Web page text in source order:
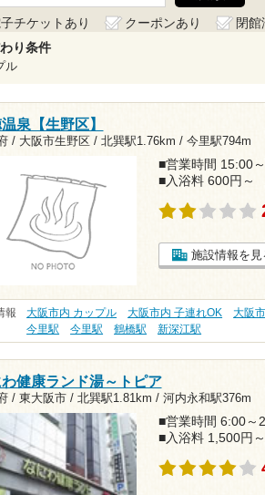
チケットあり クーポンあり
閉館
り条件
ル
泉【生野区】
/ 大阪市生野区 / 北巽駅1.76km / 今里駅794m
■営業時間 15:00
■入浴料 600円～
施設情報を見
報 大阪市内 カップル 大阪市内 子連れOK 大阪
今里駅
今里駅 鶴橋駅 新深江駅
健康ランド湯～トピア
/ 東大阪市 / 北巽駅1.81km / 河内永和駅376m
■営業時間 6:00～
■入浴料 1,500円～